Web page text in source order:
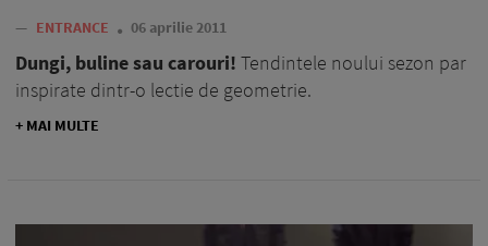
— ENTRANCE 06 aprilie 2011
Dungi, buline sau carouri! Tendintele noului sezon par
inspirate dintr-o lectie de geometrie.
+ MAI MULTE